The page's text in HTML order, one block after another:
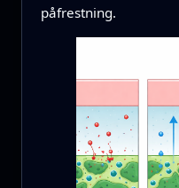
påfrestning.